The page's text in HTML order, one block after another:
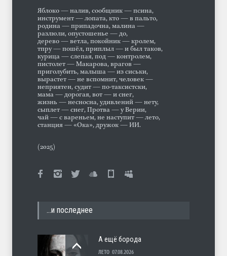
Яблоко — налив, сообщник — псина,
инструмент — лопата, кто — в пальто,
родина — припадочна, малина —
разлюли, опустошенье — до,
дерево — ветла, покойник — кролем,
тпру — пошёл, приплыл — и был таков,
курица — слепая, под — контролем,
пистолет — Макарова, врагов —
приголубить, малыша — из сиськи,
вырастет — не вспомнит, человек —
неприятен, судит — по-таксистски,
мама — дорогая, вот — и снег,
жизнь — несносна, удивлений — нету,
сыплет — снег, Протва — у Верии,
чай — с вареньем, не наступит — лето,
станция — «Ока», дружок — ИИ.
(2025)
…и последнее
А ещё борода
ЛЕТО 07.08.2026